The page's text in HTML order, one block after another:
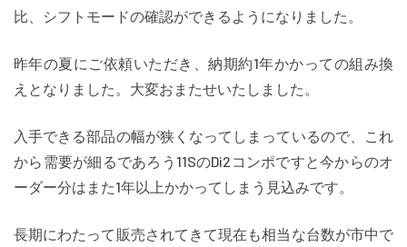
比、シフトモードの確認ができるようになりました。
昨年の夏にご依頼いただき、納期約1年かかっての組み換
えとなりました。大変おまたせいたしました。
入手できる部品の幅が狭くなってしまっているので、これ
から需要が細るであろう11SのDi2コンポですと今からのオ
ーダー分はまた1年以上かかってしまう見込みです。
長期にわたって販売されてきて現在も相当な台数が市中で